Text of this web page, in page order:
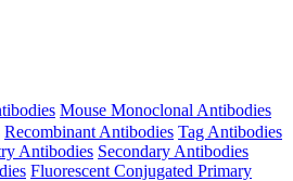
Mouse Monoclonal Antibodies
Recombinant Antibodies Tag Antibodies
Antibodies Secondary Antibodies
Fluorescent Conjugated Primary